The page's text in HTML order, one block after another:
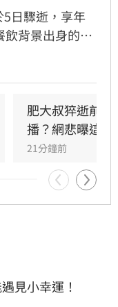
日驟逝，享年
飲背景出身的
事業經營得有
自2021年起頻傳
刀，但出院後仍
仍心繫直播。
尚未對外說
肥大叔猝逝前
播？網悲曝這原
21分鐘前
見小幸運！